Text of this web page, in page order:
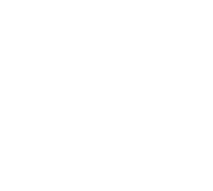
da je uklanjao tragove
prijava protiv njega u tom
koji se odnosio na krivično
Iz Tužilaštva dodaju da se
, kao i da se
dokaza i sprovođenje